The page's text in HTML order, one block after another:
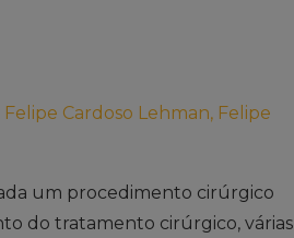
Cardoso Lehman, Felipe
um procedimento cirúrgico
do tratamento cirúrgico, várias